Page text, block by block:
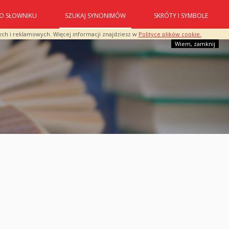
i reklamowych. Więcej informacji znajdziesz w Polityce plików cookie.
Wiem, zamknij
O SŁOWNIKU SZUKAJ SYNONIMÓW SKRÓTY I SYMBOLE